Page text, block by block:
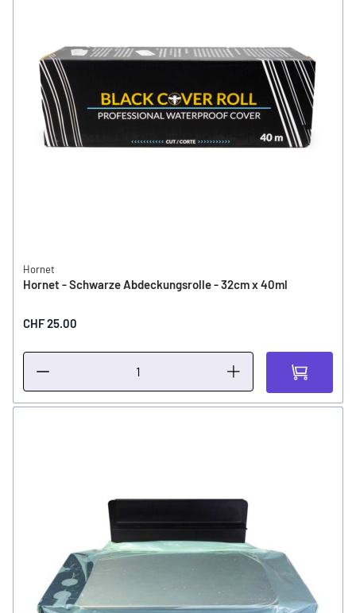
Hornet
Hornet - Schwarze Abdeckungsrolle - 32cm x 40ml
CHF 25.00